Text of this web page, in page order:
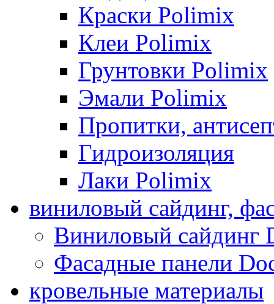
Краски Polimix
Клеи Polimix
Грунтовки Polimix
Эмали Polimix
Пропитки,
Гидроизоляция
Лаки Polimix
виниловый сайдинг,
Виниловый сайдинг
Фасадные панели
кровельные материалы